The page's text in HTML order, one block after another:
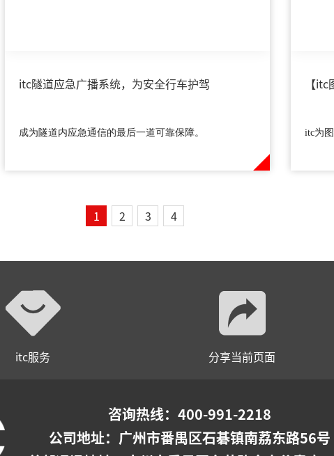
itc隧道应急广播系统，为安全行车护驾
成为隧道内应急通信的最后一道可靠保障。
【
itc为
1 2 3 4
itc服务 分享当前页面
咨询热线：400-991-2218
公司地址： 广州市番禺区石碁镇南荔东路56号